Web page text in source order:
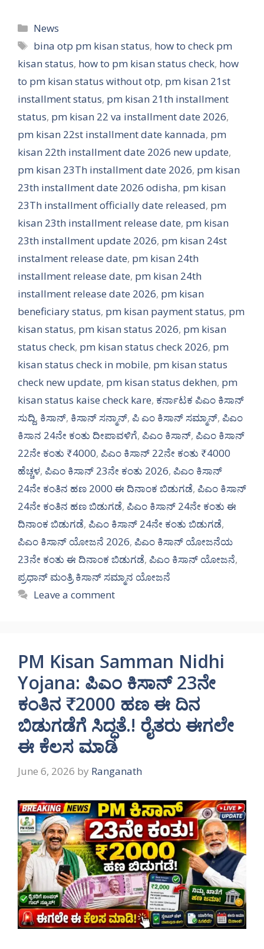
Categories
News
Tags
bina otp pm kisan status, how to check pm
kisan status, how to pm kisan status check, how
to pm kisan status without otp, pm kisan 21st
installment status, pm kisan 21th installment
status, pm kisan 22 va installment date 2026,
pm kisan 22st installment date kannada, pm
kisan 22th installment date 2026 new update,
pm kisan 23Th installment date 2026, pm kisan
23th installment date 2026 odisha, pm kisan
23Th installment officially date released, pm
kisan 23th installment release date, pm kisan
23th installment update 2026, pm kisan 24st
instalment release date, pm kisan 24th
installment release date, pm kisan 24th
installment release date 2026, pm kisan
beneficiary status, pm kisan payment status, pm
kisan status, pm kisan status 2026, pm kisan
status check, pm kisan status check 2026, pm
kisan status check in mobile, pm kisan status
check new update, pm kisan status dekhen, pm
kisan status kaise check kare, ಕರ್ನಾಟಕ ಪಿಎಂ ಕಿಸಾನ್
ಸುದ್ದಿ, ಕಿಸಾನ್, ಕಿಸಾನ್ ಸನ್ಮಾನ್, ಪಿ ಎಂ ಕಿಸಾನ್ ಸಮ್ಮಾನ್, ಪಿಎಂ
ಕಿಸಾನ 24ನೇ ಕಂತು ದೀಪಾವಳಿಗೆ, ಪಿಎಂ ಕಿಸಾನ್, ಪಿಎಂ ಕಿಸಾನ್
22ನೇ ಕಂತು ₹4000, ಪಿಎಂ ಕಿಸಾನ್ 22ನೇ ಕಂತು ₹4000
ಹೆಚ್ಚಳ, ಪಿಎಂ ಕಿಸಾನ್ 23ನೇ ಕಂತು 2026, ಪಿಎಂ ಕಿಸಾನ್
24ನೇ ಕಂತಿನ ಹಣ 2000 ಈ ದಿನಾಂಕ ಬಿಡುಗಡೆ, ಪಿಎಂ ಕಿಸಾನ್
24ನೇ ಕಂತಿನ ಹಣ ಬಿಡುಗಡೆ, ಪಿಎಂ ಕಿಸಾನ್ 24ನೇ ಕಂತು ಈ
ದಿನಾಂಕ ಬಿಡುಗಡೆ, ಪಿಎಂ ಕಿಸಾನ್ 24ನೇ ಕಂತು ಬಿಡುಗಡೆ,
ಪಿಎಂ ಕಿಸಾನ್ ಯೋಜನೆ 2026, ಪಿಎಂ ಕಿಸಾನ್ ಯೋಜನೆಯ
23ನೇ ಕಂತು ಈ ದಿನಾಂಕ ಬಿಡುಗಡೆ, ಪಿಎಂ ಕಿಸಾನ್ ಯೋಜನೆ,
ಪ್ರಧಾನ್ ಮಂತ್ರಿ ಕಿಸಾನ್ ಸಮ್ಮಾನ ಯೋಜನೆ
Leave a comment
PM Kisan Samman Nidhi
Yojana: ಪಿಎಂ ಕಿಸಾನ್ 23ನೇ
ಕಂತಿನ ₹2000 ಹಣ ಈ ದಿನ
ಬಿಡುಗಡೆಗೆ ಸಿದ್ಧತೆ.! ರೈತರು ಈಗಲೇ
ಈ ಕೆಲಸ ಮಾಡಿ
June 6, 2026 by Ranganath